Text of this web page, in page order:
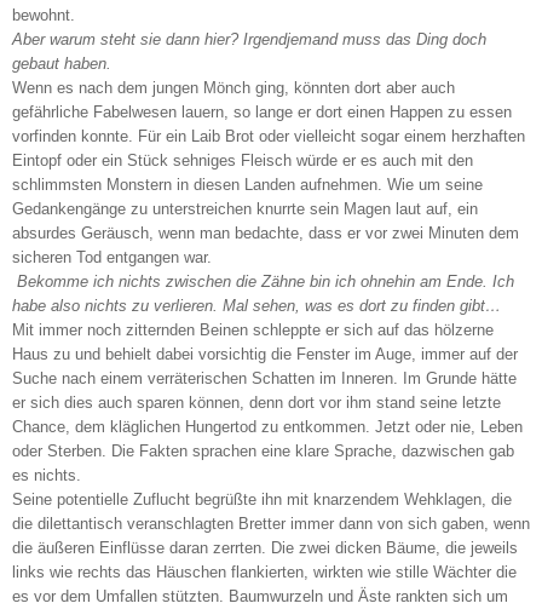
bewohnt.
Aber warum steht sie dann hier? Irgendjemand muss das Ding doch
gebaut haben.
Wenn es nach dem jungen Mönch ging, könnten dort aber auch
gefährliche Fabelwesen lauern, so lange er dort einen Happen zu essen
vorfinden konnte. Für ein Laib Brot oder vielleicht sogar einem herzhaften
Eintopf oder ein Stück sehniges Fleisch würde er es auch mit den
schlimmsten Monstern in diesen Landen aufnehmen. Wie um seine
Gedankengänge zu unterstreichen knurrte sein Magen laut auf, ein
absurdes Geräusch, wenn man bedachte, dass er vor zwei Minuten dem
sicheren Tod entgangen war.
Bekomme ich nichts zwischen die Zähne bin ich ohnehin am Ende. Ich
habe also nichts zu verlieren. Mal sehen, was es dort zu finden gibt…
Mit immer noch zitternden Beinen schleppte er sich auf das hölzerne
Haus zu und behielt dabei vorsichtig die Fenster im Auge, immer auf der
Suche nach einem verräterischen Schatten im Inneren. Im Grunde hätte
er sich dies auch sparen können, denn dort vor ihm stand seine letzte
Chance, dem kläglichen Hungertod zu entkommen. Jetzt oder nie, Leben
oder Sterben. Die Fakten sprachen eine klare Sprache, dazwischen gab
es nichts.
Seine potentielle Zuflucht begrüßte ihn mit knarzendem Wehklagen, die
die dilettantisch veranschlagten Bretter immer dann von sich gaben, wenn
die äußeren Einflüsse daran zerrten. Die zwei dicken Bäume, die jeweils
links wie rechts das Häuschen flankierten, wirkten wie stille Wächter die
es vor dem Umfallen stützten. Baumwurzeln und Äste rankten sich um